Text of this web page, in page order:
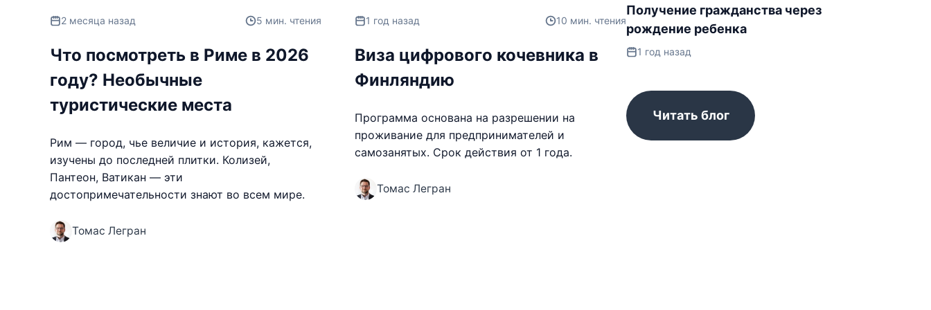
2 месяца назад 5 мин. чтения
Что посмотреть в Риме в 2026
году? Необычные
туристические места
Рим — город, чье величие и история, кажется,
изучены до последней плитки. Колизей,
Пантеон, Ватикан — эти
достопримечательности знают во всем мире.
Томас Легран
1 год назад 10 мин. чтения
Виза цифрового кочевника в
Финляндию
Программа основана на разрешении на
проживание для предпринимателей и
самозанятых. Срок действия от 1 года.
Томас Легран
Получение гражданства через
рождение ребенка
1 год назад
Читать блог